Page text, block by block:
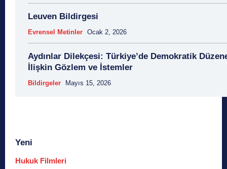
Leuven Bildirgesi
Evrensel Metinler Ocak 2, 2026
Aydınlar Dilekçesi: Türkiye’de Demokratik
İlişkin Gözlem ve İstemler
Bildirgeler Mayıs 15, 2026
Yeni
Hukuk Filmleri